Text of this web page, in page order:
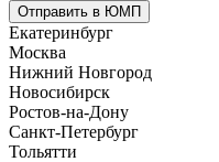
Отправить в ЮМП
Екатеринбург
Москва
Нижний Новгород
Новосибирск
Ростов-на-Дону
Санкт-Петербург
Тольятти